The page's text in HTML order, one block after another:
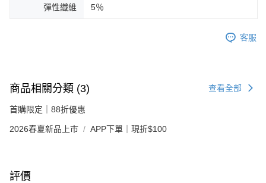
彈性纖維 5％
客服
商品相關分類 (3) 查看全部
首購限定｜88折優惠
2026春夏新品上市 APP下單｜現折$100
評價